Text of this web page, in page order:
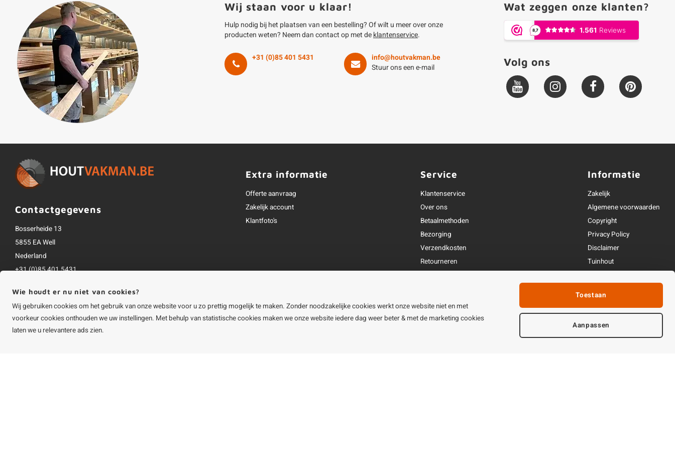
Wij staan voor u klaar!
Hulp nodig bij het plaatsen van een bestelling? Of wilt u meer over onze
producten weten? Neem dan contact op met deklantenservice.
+31 (0)85 401 5431
info@houtvakman.be
Stuur ons een e-mail
Wat zeggen onze klanten?
Volg ons
Contactgegevens
Bosserheide 13
5855 EA Well
Nederland
+31 (0)85 401 5431
Alle bedragen zijn incl. btw
Extra informatie
Offerte aanvraag
Zakelijk account
Klantfoto's
Service
Klantenservice
Over ons
Betaalmethoden
Bezorging
Verzendkosten
Retourneren
Openingstijden & contact
Informatie
Zakelijk
Algemene voorwaarden
Copyright
Privacy Policy
Disclaimer
Tuinhout
Wie houdt er nu niet van cookies?
Wij gebruiken cookies om het gebruik van onze website voor u zo prettig mogelijk te maken. Zonder noodzakelijke cookies werkt onze website niet en met
voorkeur cookies onthouden we uw instellingen. Met behulp van statistische cookies maken we onze website iedere dag weer beter & met de marketing cookies
laten we u relevantere ads zien.
Toestaan
Aanpassen